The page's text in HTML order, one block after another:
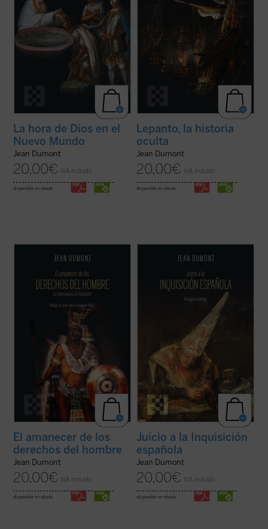
La hora de Dios en el
Nuevo Mundo
Jean Dumont
20,00€ IVA incluido
disponible en ebook:
Lepanto, la historia
oculta
Jean Dumont
20,00€ IVA incluido
disponible en ebook:
para el mundo: por primera vez en la
expansión de su imperio para suscitar un
debate: ¿es conforme a la justicia la
civilización y conversión de los indios del
El amanecer de los
derechos del hombre
Jean Dumont
20,00€ IVA incluido
disponible en ebook:
oscurantismo y la crueldad mayores que
hispanista, se propone en Juicio a la
Inquisición españoladar una oportunidad
de defensa a la acusada. El resultado ...
Juicio a la Inquisición
española
Jean Dumont
20,00€ IVA incluido
disponible en ebook: